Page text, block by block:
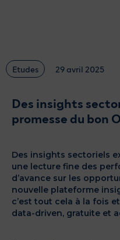
Etudes 29 avril 2025
Des insights
promesse du bon
Des insights sectoriels
une lecture fine des
d’avance sur les
nouvelle plateforme
c’est tout cela à la fois
data-driven, gratuite et